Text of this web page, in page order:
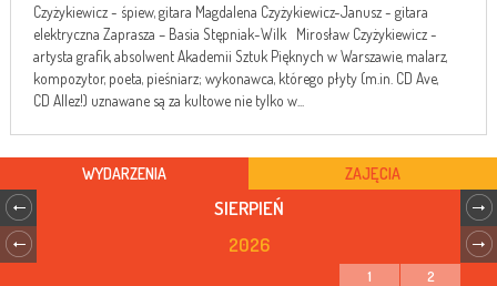
Czyżykiewicz - śpiew, gitara Magdalena Czyżykiewicz-Janusz - gitara
elektryczna Zaprasza – Basia Stępniak-Wilk Mirosław Czyżykiewicz -
artysta grafik, absolwent Akademii Sztuk Pięknych w Warszawie, malarz,
kompozytor, poeta, pieśniarz; wykonawca, którego płyty (m.in. CD Ave,
CD Allez!) uznawane są za kultowe nie tylko w...
WYDARZENIA ZAJĘCIA
SIERPIEŃ
2026
1
2